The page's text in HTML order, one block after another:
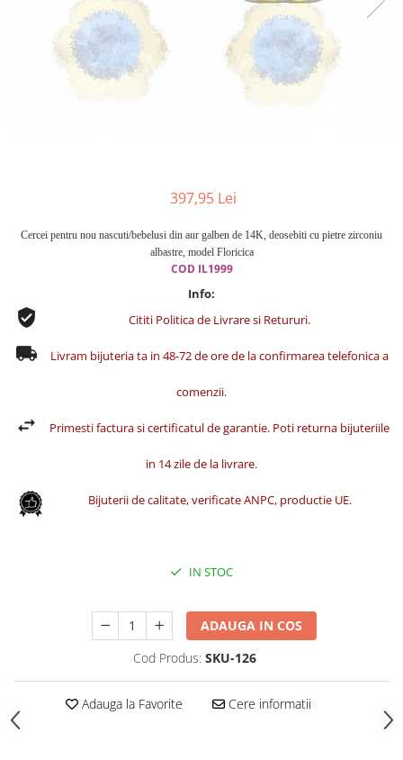
Cercei din aur dama
Cercei de aur lungi cu lant
Cercei din aur tortite
397,95 Lei
Cercei pentru nou nascuti/bebelusi din aur galben de 14K, deosebiti cu pietre zirconiu
albastre, model Floricica
COD IL1999
Info:
Cititi Politica de Livrare si Retururi.
Livram bijuteria ta in 48-72 de ore de la confirmarea telefonica a
comenzii.
Primesti factura si certificatul de garantie. Poti returna bijuteriile
in 14 zile de la livrare.
Bijuterii de calitate, verificate ANPC, productie UE.
IN STOC
ADAUGA IN COS
Cod Produs: SKU-126
Adauga la Favorite Cere informatii